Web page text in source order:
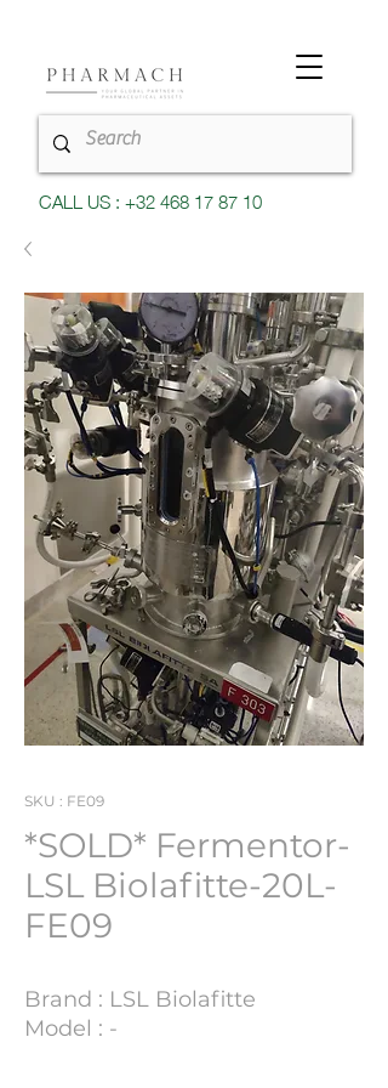
CALL US : +32 468 17 87 10
SKU : FE09
*SOLD* Fermentor-
LSL Biolafitte-20L-
FE09
Brand : LSL Biolafitte
Model : -